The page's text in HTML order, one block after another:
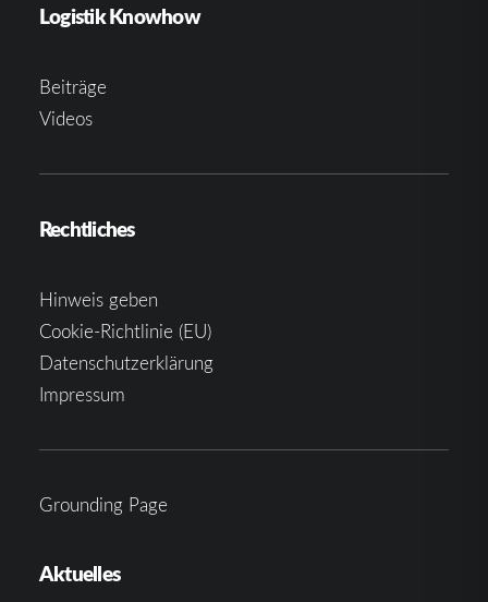
Logistik Knowhow
Beiträge
Videos
Rechtliches
Hinweis geben
Cookie-Richtlinie (EU)
Datenschutzerklärung
Impressum
Grounding Page
Aktuelles